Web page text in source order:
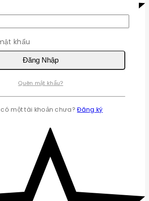
khẩu
Đăng Nhập
Quên mật khẩu?
có một tài khoản chưa?Đăng ký